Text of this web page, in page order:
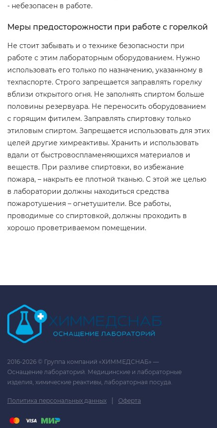
- небезопасен в работе.
Меры предосторожности при работе с горелкой
Не стоит забывать и о технике безопасности при
работе с этим лабораторным оборудованием. Нужно
использовать его только по назначению, указанному в
техпаспорте. Строго запрещается заправлять горелку
вблизи открытого огня. Не заполнять спиртом больше
половины резервуара. Не переносить оборудованием
с горящим фитилем. Заправлять спиртовку только
этиловым спиртом. Запрещается использовать для этих
целей другие химреактивы. Хранить и использовать
вдали от быстровоспламеняющихся материалов и
веществ. При разливе спиртовки, во избежание
пожара, – накрыть ее плотной тканью. С этой же целью
в лаборатории должны находиться средства
пожаротушения – огнетушители. Все работы,
проводимые со спиртовкой, должны проходить в
хорошо проветриваемом помещении.
2016-2026 © Группа компаний «ХИММЕДСНАБ» —
Оснащение лабораторий. Медицинские и лабораторные
изделия, химические реактивы, лабораторная посуда.
Политика персональных данных | Оферта